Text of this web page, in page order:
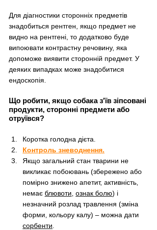
Для діагностики сторонніх предметів
знадобиться рентген, якщо предмет не
видно на рентгені, то додатково буде
випоювати контрастну речовину, яка
допоможе виявити сторонній предмет. У
деяких випадках може знадобитися
ендоскопія.
Що робити, якщо собака з'їв зіпсовані
продукти, сторонні предмети або
отруївся?
Коротка голодна дієта.
Контроль зневоднення.
Якщо загальний стан тварини не
викликає побоювань (збережено або
помірно знижено апетит, активність,
немає блювоти ознак болю) і
незначний розлад травлення (зміна
форми, кольору калу) – можна дати
сорбенти